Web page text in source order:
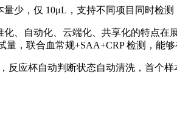
少，仅 10μL，支持不同项目同时检
、自动化、云端化、共享化的特点
，联合血常规+SAA+CRP 检测，能
应杯自动判断状态自动清洗，首个样